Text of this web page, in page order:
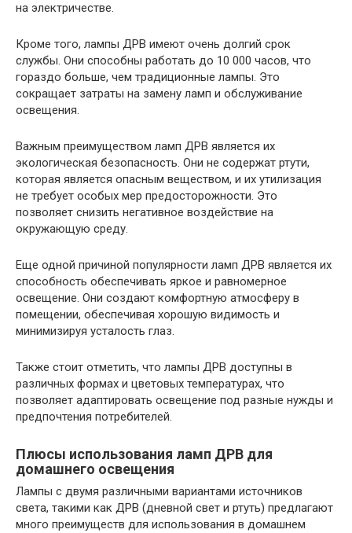
на электричестве.
Кроме того, лампы ДРВ имеют очень долгий срок
службы. Они способны работать до 10 000 часов, что
гораздо больше, чем традиционные лампы. Это
сокращает затраты на замену ламп и обслуживание
освещения.
Важным преимуществом ламп ДРВ является их
экологическая безопасность. Они не содержат ртути,
которая является опасным веществом, и их утилизация
не требует особых мер предосторожности. Это
позволяет снизить негативное воздействие на
окружающую среду.
Еще одной причиной популярности ламп ДРВ является их
способность обеспечивать яркое и равномерное
освещение. Они создают комфортную атмосферу в
помещении, обеспечивая хорошую видимость и
минимизируя усталость глаз.
Также стоит отметить, что лампы ДРВ доступны в
различных формах и цветовых температурах, что
позволяет адаптировать освещение под разные нужды и
предпочтения потребителей.
Плюсы использования ламп ДРВ для
домашнего освещения
Лампы с двумя различными вариантами источников
света, такими как ДРВ (дневной свет и ртуть) предлагают
много преимуществ для использования в домашнем